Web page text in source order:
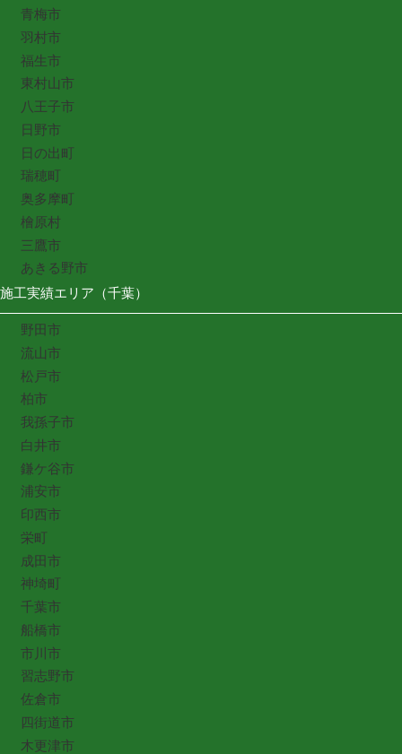
青梅市
羽村市
福生市
東村山市
八王子市
日野市
日の出町
瑞穂町
奥多摩町
檜原村
三鷹市
あきる野市
施工実績エリア（千葉）
野田市
流山市
松戸市
柏市
我孫子市
白井市
鎌ケ谷市
浦安市
印西市
栄町
成田市
神埼町
千葉市
船橋市
市川市
習志野市
佐倉市
四街道市
木更津市